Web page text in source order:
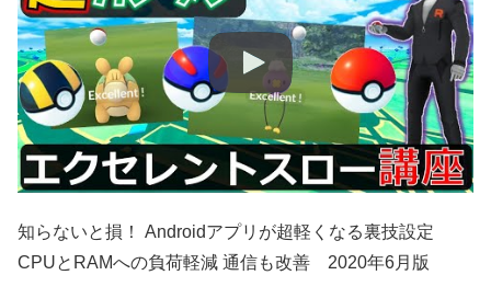
知らないと損！ Androidアプリが超軽くなる裏技設定
CPUとRAMへの負荷軽減 通信も改善 2020年6月版